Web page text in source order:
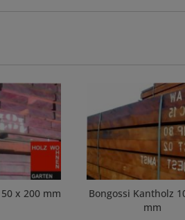
x 200 mm
Bongossi Kantholz
mm